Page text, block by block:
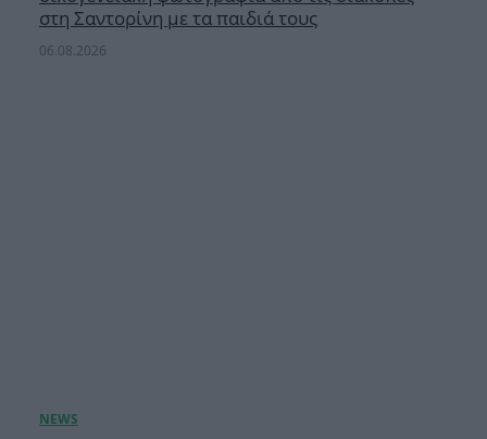
στη Σαντορίνη με τα παιδιά τους
06.08.2026